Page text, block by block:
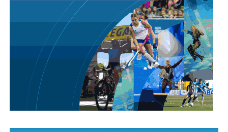
Meses después, el 19 de febrero de 2025, Limia
presentó el proyecto de ley 41692, mediante el cual
propuso la creación del “Programa Integral de
Concientización, Prevención y Regulación sobre
Protección de la Identidad Digital de Niñas, Niños y
Adolescentes”.
La agenda vinculada a niñez y entornos digitales